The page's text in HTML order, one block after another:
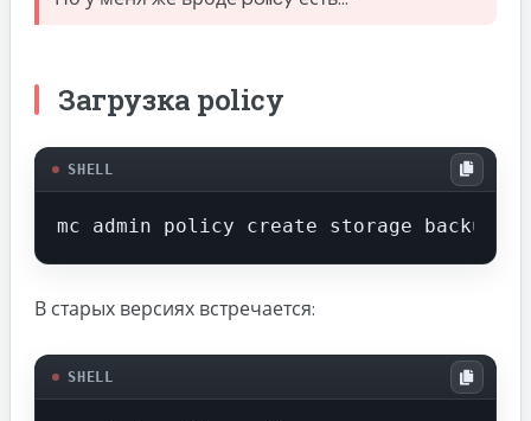
Загрузка policy
SHELL
mc admin policy create storage
В старых версиях встречается:
SHELL